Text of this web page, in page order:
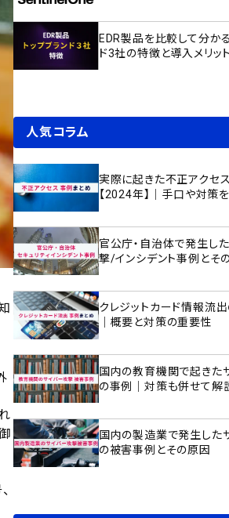
EDR製品を比較して分か
ド3社の特徴と導入メリット
人気コラム
実際に起きた不正アクセ
【2024年】｜手口や対策
官公庁・自治体で発生し
撃/インシデント事例とそ
クレジットカード情報流
｜概要と対策の重要性
国内の教育機関で起きた
の事例｜対策も併せて解説
国内の製造業で発生した
の被害事例とその原因